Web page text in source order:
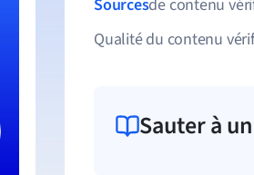
Sourcesde contenu
Qualité du contenu
Sauter à